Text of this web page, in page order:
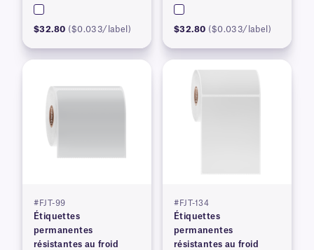
thermique
$32.80 ($0.033/label)
thermique
$32.80 ($0.033/label)
#FJT-99
Étiquettes
permanentes
résistantes au froid
#FJT-134
Étiquettes
permanentes
résistantes au froid